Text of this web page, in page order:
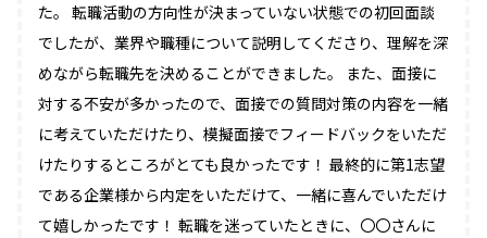
た。 転職活動の方向性が決まっていない状態での初回面談
でしたが、業界や職種について説明してくださり、理解を深
めながら転職先を決めることができました。 また、面接に
対する不安が多かったので、面接での質問対策の内容を一緒
に考えていただけたり、模擬面接でフィードバックをいただ
けたりするところがとても良かったです！ 最終的に第1志望
である企業様から内定をいただけて、一緒に喜んでいただけ
て嬉しかったです！ 転職を迷っていたときに、〇〇さんに